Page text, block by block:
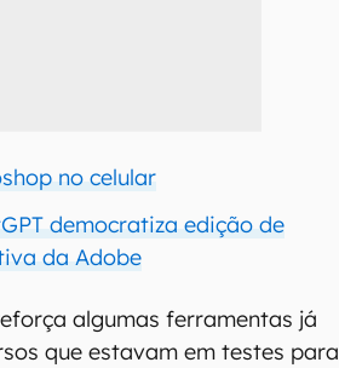
no celular
democratiza edição de
da Adobe
algumas ferramentas já
que estavam em testes para